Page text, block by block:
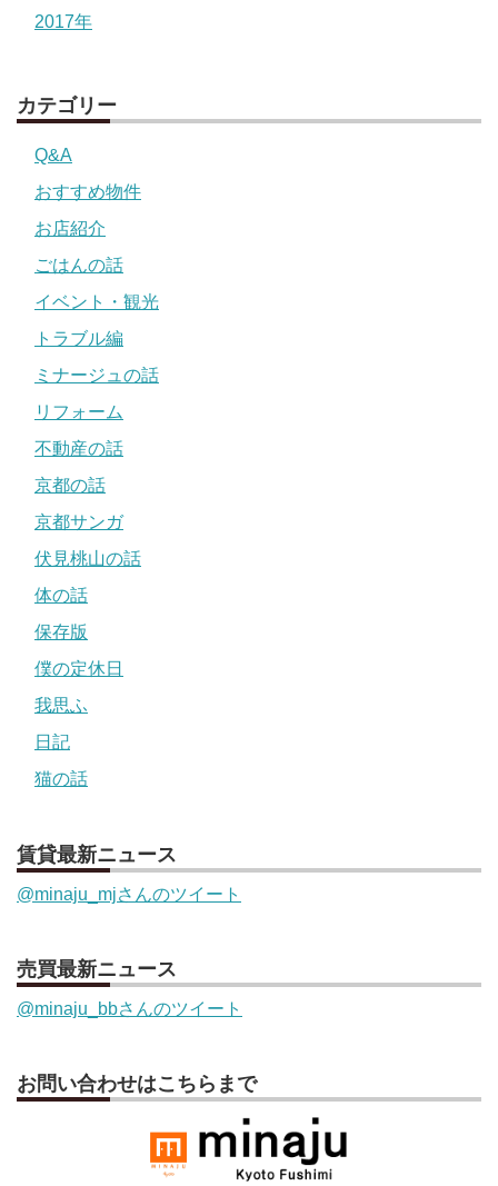
2017年
カテゴリー
Q&A
おすすめ物件
お店紹介
ごはんの話
イベント・観光
トラブル編
ミナージュの話
リフォーム
不動産の話
京都の話
京都サンガ
伏見桃山の話
体の話
保存版
僕の定休日
我思ふ
日記
猫の話
賃貸最新ニュース
@minaju_mjさんのツイート
売買最新ニュース
@minaju_bbさんのツイート
お問い合わせはこちらまで